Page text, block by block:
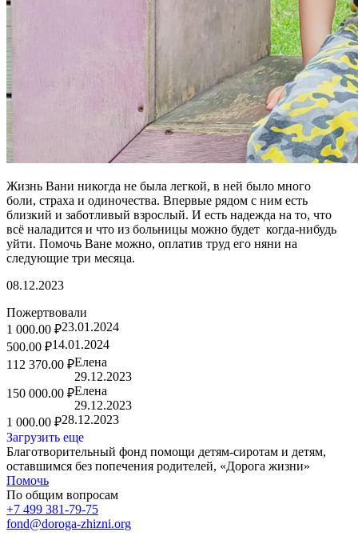
Жизнь Вани никогда не была легкой, в ней было много
боли, страха и одиночества. Впервые рядом с ним есть
близкий и заботливый взрослый. И есть надежда на то, что
всё наладится и что из больницы можно будет когда-нибудь
уйти. Помочь Ване можно, оплатив труд его няни на
следующие три месяца.
08.12.2023
Пожертвовали
1 000.00 ₽23.01.2024
500.00 ₽14.01.2024
112 370.00 ₽Елена
29.12.2023
150 000.00 ₽Елена
29.12.2023
1 000.00 ₽28.12.2023
Загрузить еще
Благотворительный фонд помощи детям-сиротам и детям,
оставшимся без попечения родителей, «Дорога жизни»
Помочь
По общим вопросам
+7 499 381-79-75
fond@doroga-zhizni.org